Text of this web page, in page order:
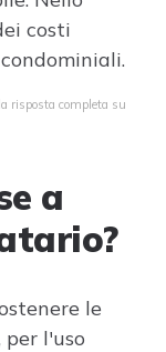
costi
risposta completa su
a
le
per l'uso